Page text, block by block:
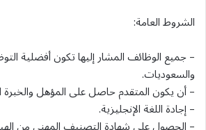
الشروط العامة:
– جميع الوظائف المشار إليها تكون أفضلية
والسعوديات.
– أن يكون المتقدم حاصل على المؤهل والخبرة
– إجادة اللغة الإنجليزية.